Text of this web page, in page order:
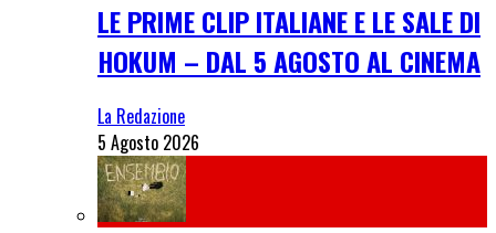
LE PRIME CLIP ITALIANE E LE SALE DI
HOKUM – DAL 5 AGOSTO AL CINEMA
La Redazione
5 Agosto 2026